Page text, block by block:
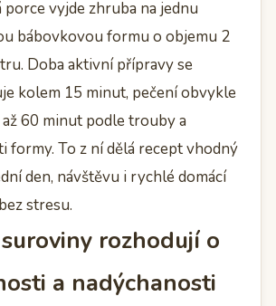
porce vyjde zhruba na jednu
bábovkovou formu o objemu 2
Doba aktivní přípravy se
kolem 15 minut, pečení obvykle
60 minut podle trouby a
formy. To z ní dělá recept vhodný
den, návštěvu i rychlé domácí
stresu.
rozhodují o
a nadýchanosti